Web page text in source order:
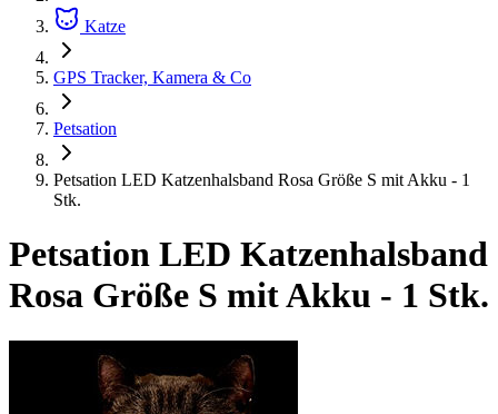
Katze
GPS Tracker, Kamera & Co
Petsation
Petsation LED Katzenhalsband Rosa Größe S mit Akku - 1
Stk.
Petsation LED Katzenhalsband
Rosa Größe S mit Akku - 1 Stk.